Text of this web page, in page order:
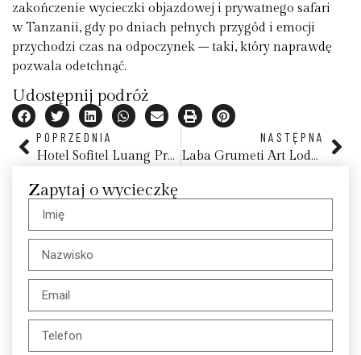
zakończenie wycieczki objazdowej i prywatnego safari
w Tanzanii, gdy po dniach pełnych przygód i emocji
przychodzi czas na odpoczynek – taki, który naprawdę
pozwala odetchnąć.
Udostępnij podróż
POPRZEDNIA
Hotel Sofitel Luang Prabang
NASTĘPNA
Laba Grumeti Art Lodge, Park Serengeti
Zapytaj o wycieczkę